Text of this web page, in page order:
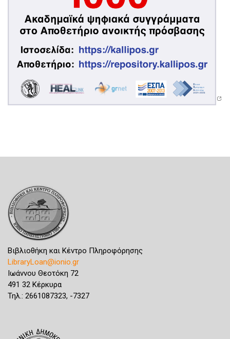
Βιβλιοθήκη και Κέντρο Πληροφόρησης
LibraryLoan@ionio.gr
Ιωάννου Θεοτόκη 72
491 32 Κέρκυρα
Τηλ.: 2661087323, -7327